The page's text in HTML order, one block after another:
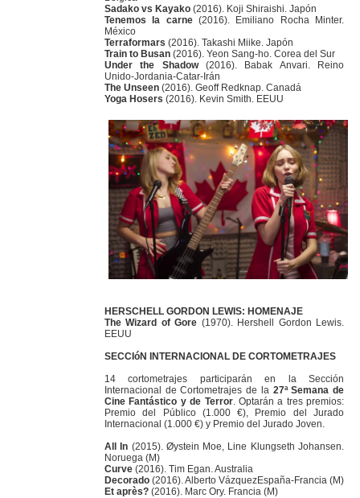
Sadako vs Kayako (2016). Koji Shiraishi. Japón
Tenemos la carne(2016). Emiliano Rocha Minter.
México
Terraformars (2016). Takashi Miike. Japón
Train to Busan (2016). Yeon Sang-ho. Corea del Sur
Under the Shadow(2016). Babak Anvari. Reino
Unido-Jordania-Catar-Irán
The Unseen (2016). Geoff Redknap. Canadá
Yoga Hosers (2016). Kevin Smith. EEUU
HERSCHELL GORDON LEWIS: HOMENAJE
The Wizard of Gore (1970). Hershell Gordon Lewis.
EEUU
SECCIóN INTERNACIONAL DE CORTOMETRAJES
14 cortometrajes participarán en la Sección
Internacional de Cortometrajes de la 27ª Semana de
Cine Fantástico y de Terror. Optarán a tres premios:
Premio del Público (1.000 €), Premio del Jurado
Internacional (1.000 €) y Premio del Jurado Joven.
All In (2015). Øystein Moe, Line Klungseth Johansen.
Noruega (M)
Curve (2016). Tim Egan. Australia
Decorado (2016). Alberto VázquezEspaña-Francia (M)
Et après? (2016). Marc Ory. Francia (M)